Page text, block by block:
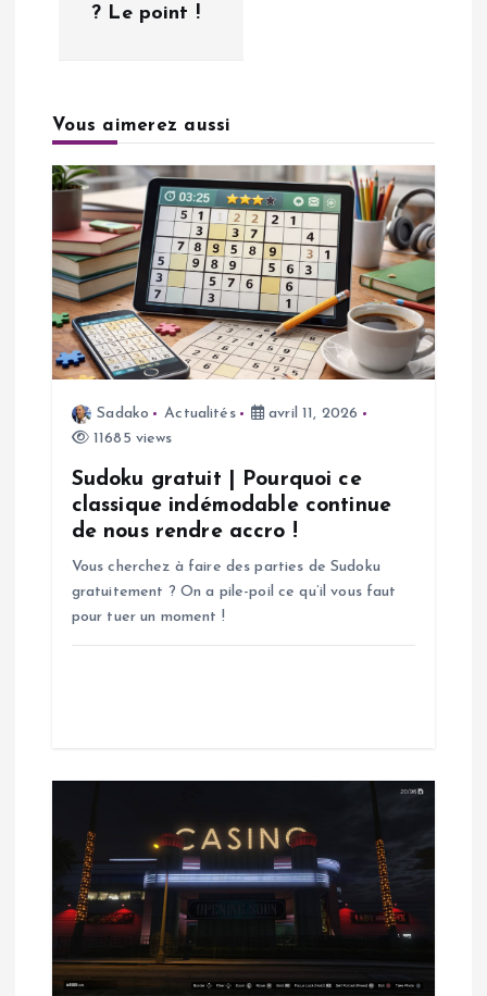
t
o
n
d
e
? Le point !
Vous aimerez aussi
Sadako Actualités
avril 11, 2026
11685 views
Sudoku gratuit | Pourquoi ce
classique indémodable continue
de nous rendre accro !
Vous cherchez à faire des parties de Sudoku
gratuitement ? On a pile-poil ce qu’il vous faut
pour tuer un moment !